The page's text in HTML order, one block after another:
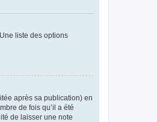
liste des options
après sa publication) en
de fois qu’il a été
de laisser une note